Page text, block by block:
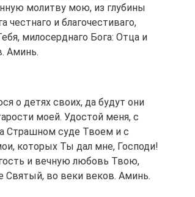
молитву мою, из глубины
и благочестиваго,
милосерднаго Бога: Отца и
Аминь.
о детях своих, да будут они
моей. Удостой меня, с
Страшном суде Твоем и с
которых Ты дал мне, Господи!
и вечную любовь Твою,
во веки веков. Аминь.